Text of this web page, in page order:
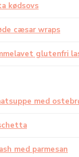
kødsovs
cæsar wraps
glutenfri
med
med parmesan